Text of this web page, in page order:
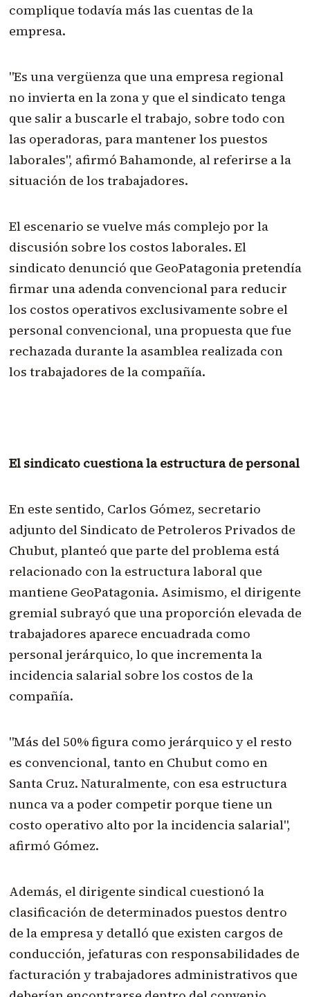
complique todavía más las cuentas de la
empresa.
"Es una vergüenza que una empresa regional
no invierta en la zona y que el sindicato tenga
que salir a buscarle el trabajo, sobre todo con
las operadoras, para mantener los puestos
laborales", afirmó Bahamonde, al referirse a la
situación de los trabajadores.
El escenario se vuelve más complejo por la
discusión sobre los costos laborales. El
sindicato denunció que GeoPatagonia pretendía
firmar una adenda convencional para reducir
los costos operativos exclusivamente sobre el
personal convencional, una propuesta que fue
rechazada durante la asamblea realizada con
los trabajadores de la compañía.
El sindicato cuestiona la estructura de personal
En este sentido, Carlos Gómez, secretario
adjunto del Sindicato de Petroleros Privados de
Chubut, planteó que parte del problema está
relacionado con la estructura laboral que
mantiene GeoPatagonia. Asimismo, el dirigente
gremial subrayó que una proporción elevada de
trabajadores aparece encuadrada como
personal jerárquico, lo que incrementa la
incidencia salarial sobre los costos de la
compañía.
"Más del 50% figura como jerárquico y el resto
es convencional, tanto en Chubut como en
Santa Cruz. Naturalmente, con esa estructura
nunca va a poder competir porque tiene un
costo operativo alto por la incidencia salarial",
afirmó Gómez.
Además, el dirigente sindical cuestionó la
clasificación de determinados puestos dentro
de la empresa y detalló que existen cargos de
conducción, jefaturas con responsabilidades de
facturación y trabajadores administrativos que